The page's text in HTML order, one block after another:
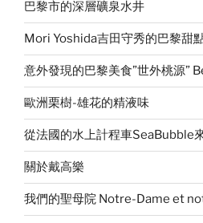
巴黎市的深層礦泉水井
Mori Yoshida吉田守秀的巴黎甜
意外發現的巴黎美食”世外桃源”
歐洲栗樹-雄花的精液味
從法國的水上計程車SeaBubble
關於戴高樂
我們的聖母院 Notre-Dame et